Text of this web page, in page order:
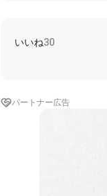
2カウント後歌い出し
賛美歌の雰囲気を出
https://nana-
いいね30
パートナー広告